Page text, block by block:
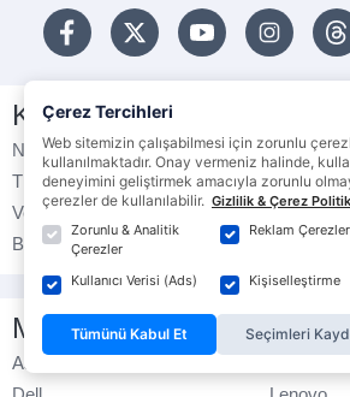
Kategoriler
Notebook
Bilgisayar
Tüketici Ürünleri
Monitörler
Veri Depolama
Çevre
Bilgisayar Bileşenleri
Yazıcılar
Markalar
Asus
Çerez Tercihleri
Web sitemizin çalışabilmesi için zorunlu
kullanılmaktadır. Onay vermeniz halinde,
deneyimini geliştirmek amacıyla zorunlu
çerezler de kullanılabilir. Gizlilik & Çerez
Zorunlu & Analitik
Çerezler
Reklam
Kullanıcı Verisi (Ads) Kişiselleştirme
Tümünü Kabul Et Seçimleri